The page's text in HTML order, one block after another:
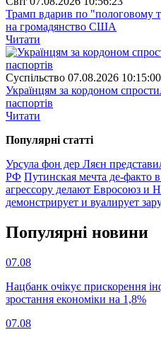
Трамп вдарив по "пологовому
на громадянство США
Читати
Суспiльство 07.08.2026 10:15:00
Українцям за кордоном
паспортів
Читати
Популярнi статтi
Урсула фон дер Ляєн
РФ Путинская мечта де-факто
агрессору делают Евросоюз и
демонстрирует и вуалирует
Популярнi новини
07.08
Нацбанк очікує прискорення
зростання економіки на 1,8%
07.08